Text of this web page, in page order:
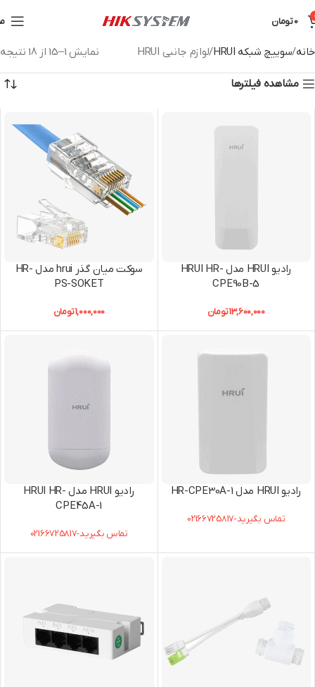
0تومان
خانه سوییچ شبکه HRUI لوازم جانبی HRUI نمایش 1–15 از 18 نتیجه
مشاهده فیلترها
رادیو HRUI مدل HRUI HR-
CPE90B-5
13,600,000تومان
سوکت میان گذر hrui مدل HR-
PS-SOKET
1,000,000تومان
رادیو HRUI مدل HR-CPE30A-1
تماس بگیرید-02166725817
رادیو HRUI مدل HRUI HR-
CPE45A-1
تماس بگیرید-02166725817